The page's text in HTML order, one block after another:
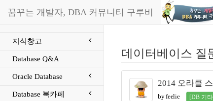
꿈꾸는 개발자, DBA 커뮤니티 구루비
지식창고
Database Q&A
Oracle Database
Database 북카페
데이터베이스 질
2014 오라클
by feelie [DB 기